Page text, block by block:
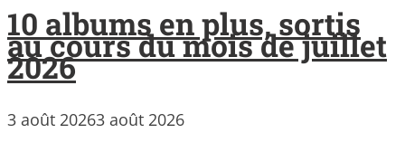
10 albums en plus, sortis
au cours du mois de juillet
2026
3 août 20263 août 2026